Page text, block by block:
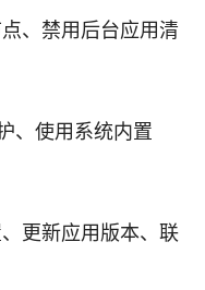
、禁用后台应用清
、使用系统内置
更新应用版本、联